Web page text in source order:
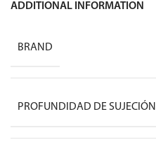
ADDITIONAL INFORMATION
BRAND
PROFUNDIDAD DE SUJECIÓN